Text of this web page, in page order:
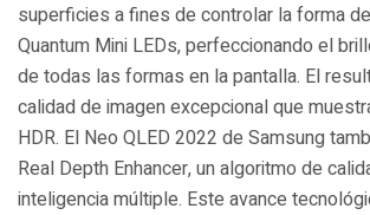
superficies a fines de controlar la forma
Quantum Mini LEDs, perfeccionando el
de todas las formas en la pantalla. El
calidad de imagen excepcional que
HDR. El Neo QLED 2022 de Samsung
Real Depth Enhancer, un algoritmo de
inteligencia múltiple. Este avance